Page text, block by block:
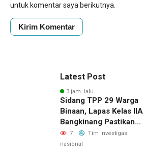
untuk komentar saya berikutnya.
Latest Post
3 jam lalu
Sidang TPP 29 Warga
Binaan, Lapas Kelas IIA
Bangkinang Pastikan
Layanan Integrasi Gratis
Dan Transparan
7
Tim investigasi
nasional